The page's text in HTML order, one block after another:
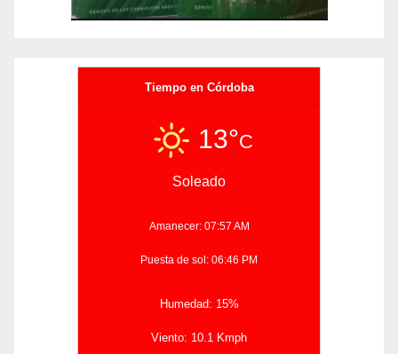
Tiempo en Córdoba
13°C
Soleado
Amanecer: 07:57 AM
Puesta de sol: 06:46 PM
Humedad: 15%
Viento: 10.1 Kmph